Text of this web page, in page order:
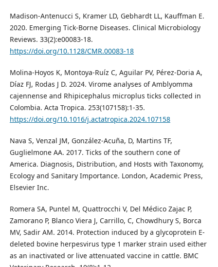
Madison-Antenucci S, Kramer LD, Gebhardt LL, Kauffman E.
2020. Emerging Tick-Borne Diseases. Clinical Microbiology
Reviews. 33(2):e00083-18.
https://doi.org/10.1128/CMR.00083-18
Molina-Hoyos K, Montoya-Ruíz C, Aguilar PV, Pérez-Doria A,
Díaz FJ, Rodas J D. 2024. Virome analyses of Amblyomma
cajennense and Rhipicephalus microplus ticks collected in
Colombia. Acta Tropica. 253(107158):1-35.
https://doi.org/10.1016/j.actatropica.2024.107158
Nava S, Venzal JM, González-Acuña, D, Martins TF,
Guglielmone AA. 2017. Ticks of the southern cone of
America. Diagnosis, Distribution, and Hosts with Taxonomy,
Ecology and Sanitary Importance. London, Academic Press,
Elsevier Inc.
Romera SA, Puntel M, Quattrocchi V, Del Médico Zajac P,
Zamorano P, Blanco Viera J, Carrillo, C, Chowdhury S, Borca
MV, Sadir AM. 2014. Protection induced by a glycoprotein E-
deleted bovine herpesvirus type 1 marker strain used either
as an inactivated or live attenuated vaccine in cattle. BMC